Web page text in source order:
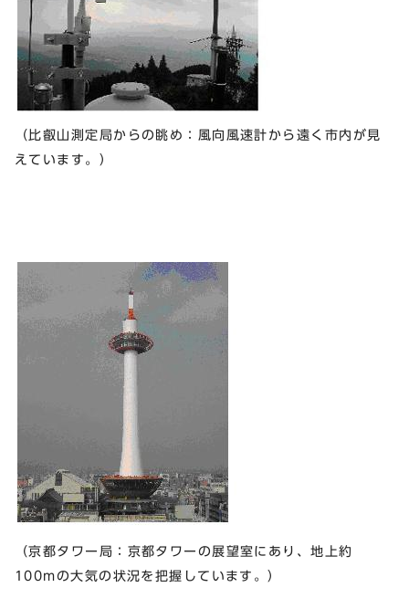
（比叡山測定局からの眺め：風向風速計から遠く市内が見
えています。）
（京都タワー局：京都タワーの展望室にあり、地上約
100mの大気の状況を把握しています。）